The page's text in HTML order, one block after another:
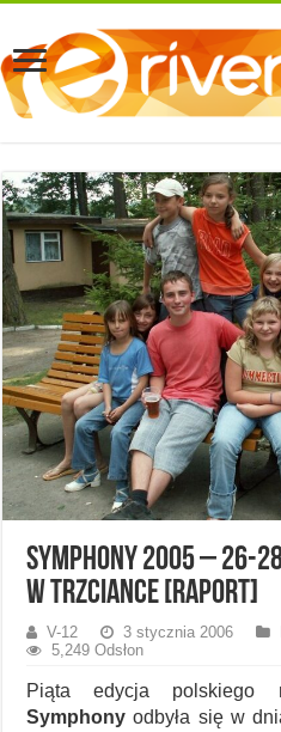
Symphony 2005 – 26-
w Trzciance [raport]
V-12 3 stycznia 2006
5,249 Odsłon
Piąta edycja polskiego
Symphony odbyła się w